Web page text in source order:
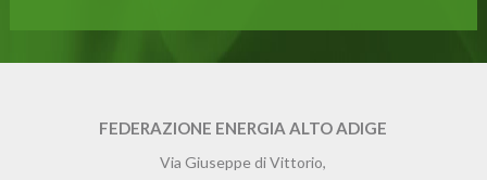
FEDERAZIONE ENERGIA ALTO ADIGE
Via Giuseppe di Vittorio,